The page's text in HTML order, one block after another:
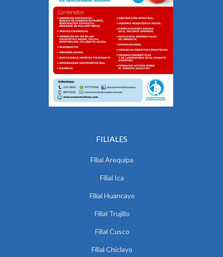
FILIALES
Filial Arequipa
Filial Ica
Filial Huancayo
Filial Trujillo
Filial Cusco
Filial Chiclayo